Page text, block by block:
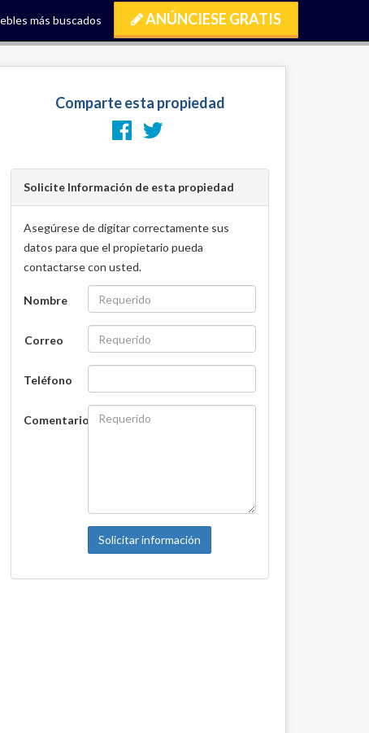
más buscados ANÚNCIESE GRATIS
Comparte esta propiedad
Solicite Información de esta propiedad
Asegúrese de digitar correctamente sus
datos para que el propietario pueda
contactarse con usted.
Nombre
Correo
Teléfono
Comentario
Solicitar información